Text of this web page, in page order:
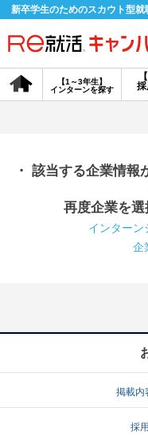
新卒学生のためのスカウト型就
【1～3年生】
インターンを探す
会員登録
探す
就活ノウハウ・サポ
就活支援
就活ノウハウが満載！
・ 該当する企業情
再度企業を選
インターン
企
掲載内
採